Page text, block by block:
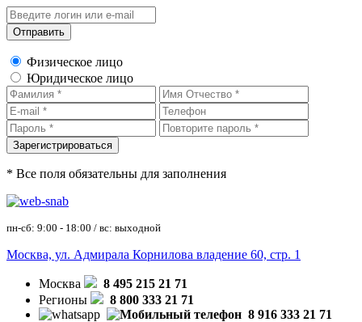
Физическое лицо
Юридическое лицо
* Все поля обязательны для заполнения
пн-сб: 9:00 - 18:00 / вс: выходной
Москва, ул. Адмирала Корнилова владение 60, стр. 1
Москва
8 495 215 21 71
Регионы
8 800 333 21 71
8 916 333 21 71